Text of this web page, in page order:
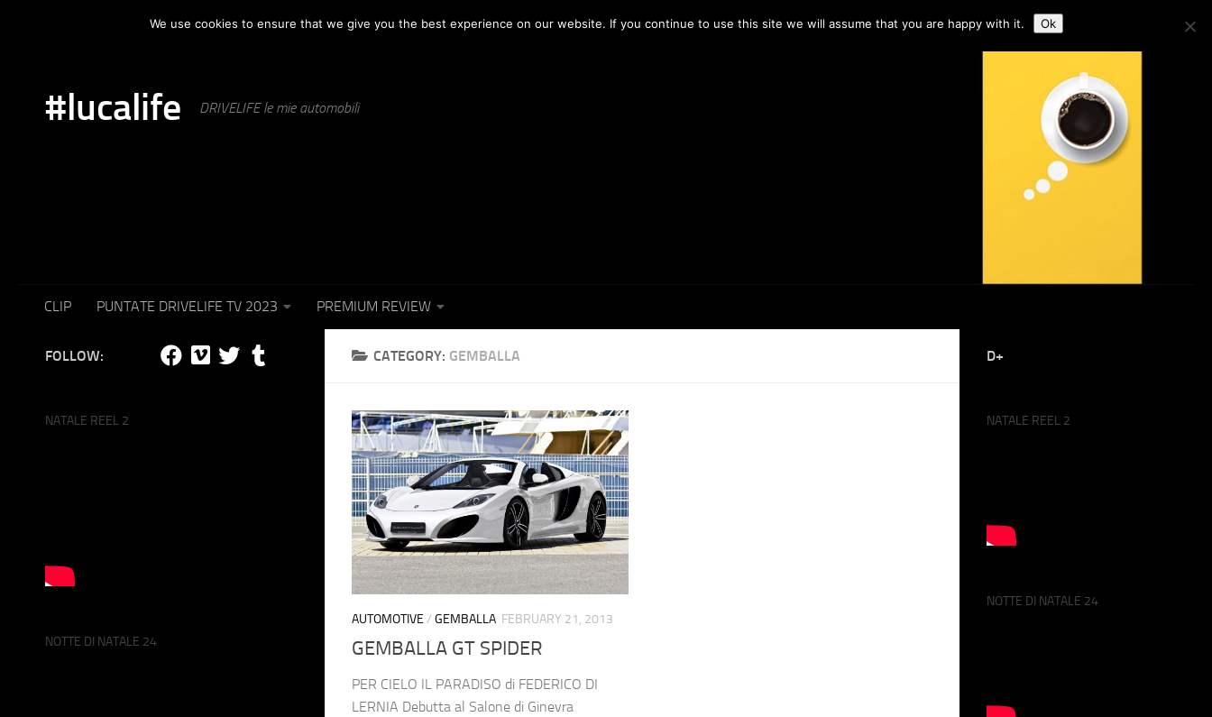
AUTOMOTIVE PUNTATE IN TV SET FOTOGRAFICI NEWS FACEBOOK
#lucalife DRIVELIFE le mie automobili
CLIP PUNTATE DRIVELIFE TV 2023 PREMIUM REVIEW
CATEGORY: GEMBALLA
AUTOMOTIVE / GEMBALLA FEBRUARY 21, 2013
GEMBALLA GT SPIDER
PER CIELO IL PARADISO di FEDERICO DI
LERNIA Debutta al Salone di Ginevra
FOLLOW:
NATALE REEL 2
NOTTE DI NATALE 24
D+
NATALE REEL 2
NOTTE DI NATALE 24
We use cookies to ensure that we give you the best experience on our website. If you continue to use this site we will assume that you are happy with it. Ok